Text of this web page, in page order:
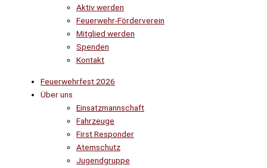
Aktiv werden
Feuerwehr-Förderverein
Mitglied werden
Spenden
Kontakt
Feuerwehrfest 2026
Über uns
Einsatzmannschaft
Fahrzeuge
First Responder
Atemschutz
Jugendgruppe